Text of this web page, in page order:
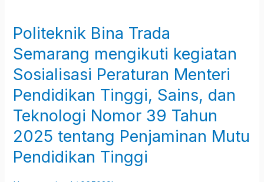
Politeknik Bina Trada
Semarang mengikuti kegiatan
Sosialisasi Peraturan Menteri
Pendidikan Tinggi, Sains, dan
Teknologi Nomor 39 Tahun
2025 tentang Penjaminan Mutu
Pendidikan Tinggi
Trada
Semarang
kegiatan
Sosialisasi
Peraturan
Menteri
Pendidikan
Tinggi,